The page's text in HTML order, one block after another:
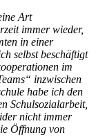
Art
immer wieder,
in einer
selbst beschäftigt
im
inzwischen
habe ich den
Schulsozialarbeit,
nicht immer
Öffnung von